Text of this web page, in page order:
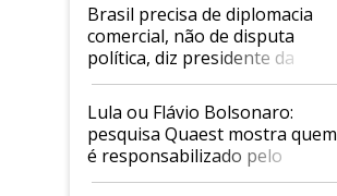
Brasil precisa de diplomacia
comercial, não de disputa
política, diz presidente da
Faesp
Lula ou Flávio Bolsonaro:
pesquisa Quaest mostra quem
é responsabilizado pelo
tarifaço dos EUA